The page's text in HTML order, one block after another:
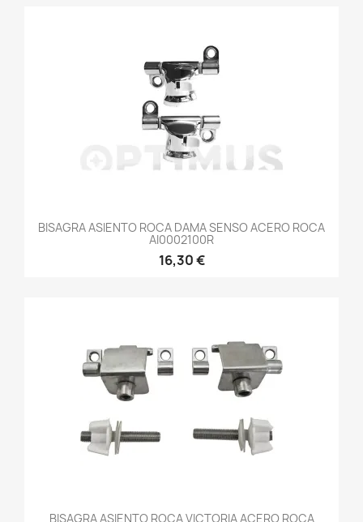
BISAGRA ASIENTO ROCA DAMA SENSO ACERO ROCA
AI0002100R
16,30 €
BISAGRA ASIENTO ROCA VICTORIA ACERO ROCA